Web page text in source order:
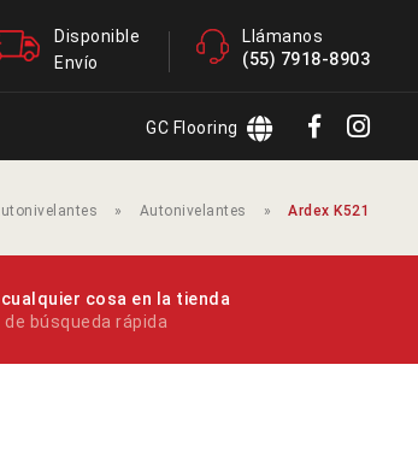
Disponible
Envío
Llámanos
(55) 7918-8903
GC Flooring
» Autonivelantes » Ardex K521
cosa en la tienda
de búsqueda rápida